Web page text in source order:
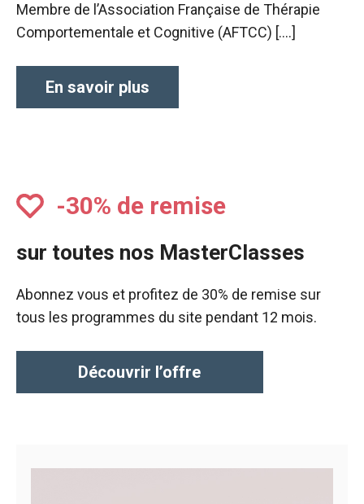
Membre de l’Association Française de Thérapie
Comportementale et Cognitive (AFTCC) [….]
En savoir plus
-30% de remise
sur toutes nos MasterClasses
Abonnez vous et profitez de 30% de remise sur
tous les programmes du site pendant 12 mois.
Découvrir l’offre